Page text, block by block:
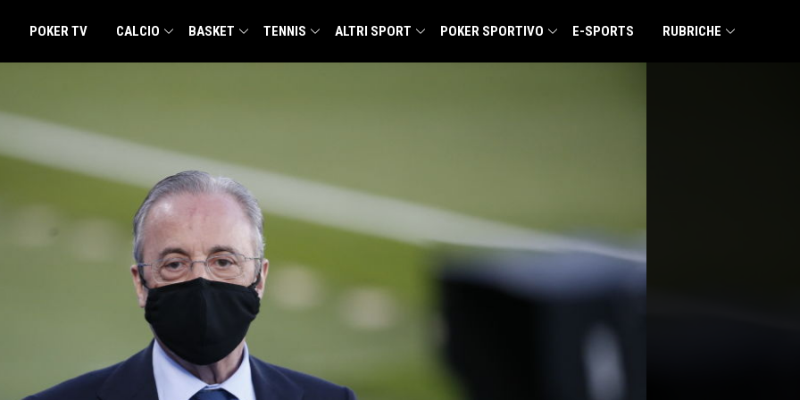
POKER TV CALCIO BASKET TENNIS ALTRI SPORT POKER SPORTIVO E-SPORTS RUBRICHE